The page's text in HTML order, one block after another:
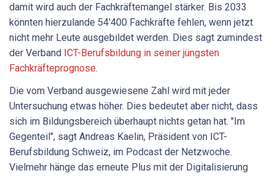
damit wird auch der Fachkräftemangel stärker. Bis 2033
könnten hierzulande 54'400 Fachkräfte fehlen, wenn jetzt
nicht mehr Leute ausgebildet werden. Dies sagt zumindest
der Verband ICT-Berufsbildung in seiner jüngsten
Fachkräfteprognose.
Die vom Verband ausgewiesene Zahl wird mit jeder
Untersuchung etwas höher. Dies bedeutet aber nicht, dass
sich im Bildungsbereich überhaupt nichts getan hat. "Im
Gegenteil", sagt Andreas Kaelin, Präsident von ICT-
Berufsbildung Schweiz, im Podcast der Netzwoche.
Vielmehr hänge das erneute Plus mit der Digitalisierung